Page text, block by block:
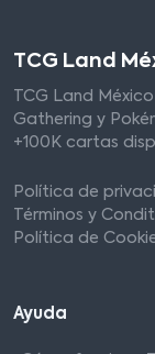
TCG Land
TCG Land
Gathering y
+100K cartas
Política de
Términos y
Política de
Ayuda